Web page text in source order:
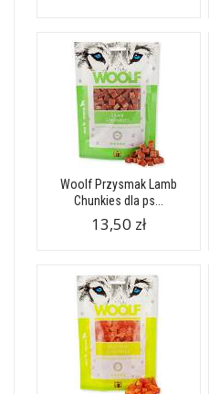
Woolf Przysmak Lamb
Chunkies dla ps...
13,50 zł